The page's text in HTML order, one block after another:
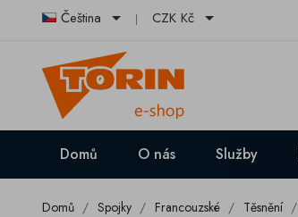
Čeština  CZK Kč 
Domů O nás Služby
Domů Spojky Francouzské Těsnění